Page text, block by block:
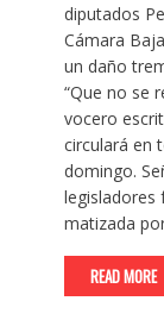
diputados
Cámara
un daño
“Que no se
vocero
circulará en
domingo.
legisladores
matizada
READ MORE